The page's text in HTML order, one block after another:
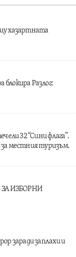
хазартната
Разлог:
32 “Сини флага”.
местния туризъм.
ЗА ИЗБОРНИ
заради заплахи и